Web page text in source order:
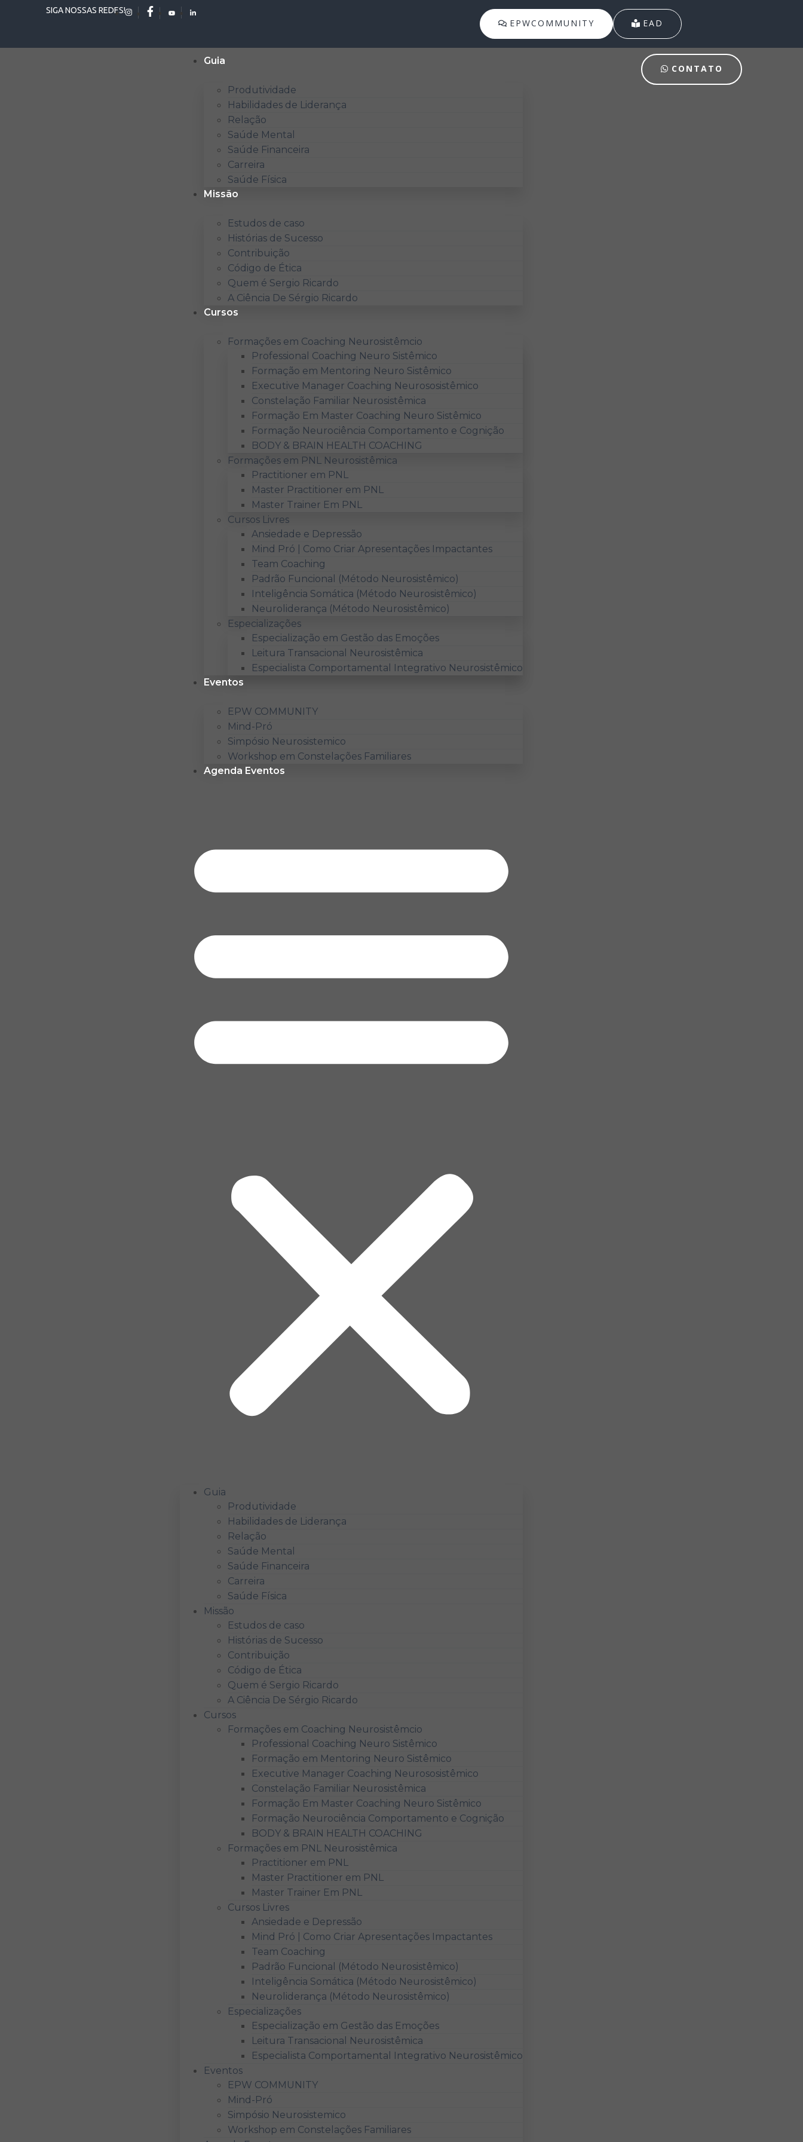
SIGA NOSSAS REDES!
EPWCOMMUNITY EAD
Guia
Produtividade
Habilidades de Liderança
Relação
Saúde Mental
Saúde Financeira
Carreira
Saúde Física
Missão
Estudos de caso
Histórias de Sucesso
Contribuição
Código de Ética
Quem é Sergio Ricardo
A Ciência De Sérgio Ricardo
Cursos
Formações em Coaching Neurosistêmcio
Professional Coaching Neuro Sistêmico
Formação em Mentoring Neuro Sistêmico
Executive Manager Coaching Neurososistêmico
Constelação Familiar Neurosistêmica
Formação Em Master Coaching Neuro Sistêmico
Formação Neurociência Comportamento e Cognição
BODY & BRAIN HEALTH COACHING
Formações em PNL Neurosistêmica
Practitioner em PNL
Master Practitioner em PNL
Master Trainer Em PNL
Cursos Livres
Ansiedade e Depressão
Mind Pró | Como Criar Apresentações Impactantes
Team Coaching
Padrão Funcional (Método Neurosistêmico)
Inteligência Somática (Método Neurosistêmico)
Neuroliderança (Método Neurosistêmico)
Especializações
Especialização em Gestão das Emoções
Leitura Transacional Neurosistêmica
Especialista Comportamental Integrativo Neurosistêmico
Eventos
EPW COMMUNITY
Mind-Pró
Simpósio Neurosistemico
Workshop em Constelações Familiares
Agenda Eventos
Guia
Produtividade
Habilidades de Liderança
Relação
Saúde Mental
Saúde Financeira
Carreira
Saúde Física
Missão
Estudos de caso
Histórias de Sucesso
Contribuição
Código de Ética
Quem é Sergio Ricardo
A Ciência De Sérgio Ricardo
Cursos
Formações em Coaching Neurosistêmcio
Professional Coaching Neuro Sistêmico
Formação em Mentoring Neuro Sistêmico
Executive Manager Coaching Neurososistêmico
Constelação Familiar Neurosistêmica
Formação Em Master Coaching Neuro Sistêmico
Formação Neurociência Comportamento e Cognição
BODY & BRAIN HEALTH COACHING
Formações em PNL Neurosistêmica
Practitioner em PNL
Master Practitioner em PNL
Master Trainer Em PNL
Cursos Livres
Ansiedade e Depressão
Mind Pró | Como Criar Apresentações Impactantes
Team Coaching
Padrão Funcional (Método Neurosistêmico)
Inteligência Somática (Método Neurosistêmico)
Neuroliderança (Método Neurosistêmico)
Especializações
Especialização em Gestão das Emoções
Leitura Transacional Neurosistêmica
Especialista Comportamental Integrativo Neurosistêmico
Eventos
EPW COMMUNITY
Mind-Pró
Simpósio Neurosistemico
Workshop em Constelações Familiares
CONTATO